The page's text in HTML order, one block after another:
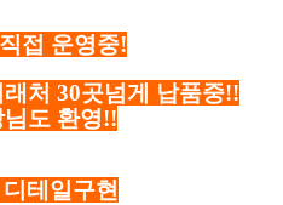
접 운영중!
처 30곳넘게 납품중!!
도 환영!!
테일구현